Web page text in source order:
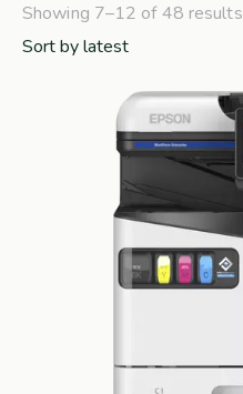
Showing 7–12 of 48 results